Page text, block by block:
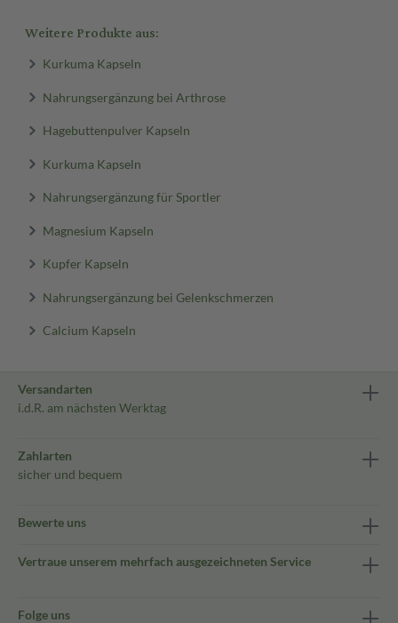
Weitere Produkte aus:
Kurkuma Kapseln
Nahrungsergänzung bei Arthrose
Hagebuttenpulver Kapseln
Kurkuma Kapseln
Nahrungsergänzung für Sportler
Magnesium Kapseln
Kupfer Kapseln
Nahrungsergänzung bei Gelenkschmerzen
Calcium Kapseln
Versandarten
i.d.R. am nächsten Werktag
Zahlarten
sicher und bequem
Bewerte uns
Vertraue unserem mehrfach ausgezeichneten Service
Folge uns